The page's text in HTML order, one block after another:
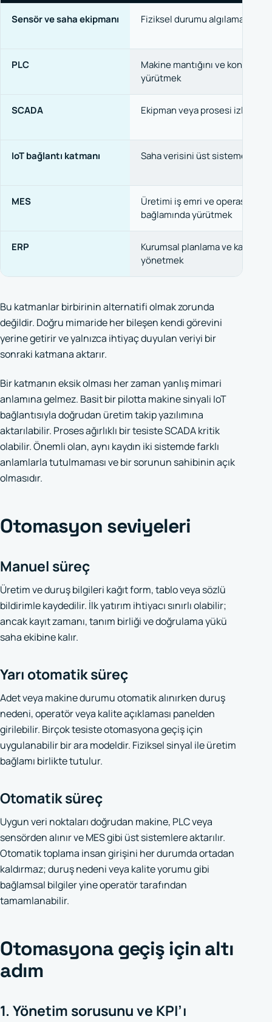
Sensör ve saha ekipmanı Fiziksel durumu algılamak
PLC
Makine mantığını ve
yürütmek
SCADA Ekipman veya prosesi izlemek
IoT bağlantı katmanı Saha verisini üst sisteme
MES
Üretimi iş emri ve operasyon
bağlamında yürütmek
ERP
Kurumsal planlama ve kayıtları
yönetmek
Bu katmanlar birbirinin alternatifi olmak zorunda
değildir. Doğru mimaride her bileşen kendi görevini
yerine getirir ve yalnızca ihtiyaç duyulan veriyi bir
sonraki katmana aktarır.
Bir katmanın eksik olması her zaman yanlış mimari
anlamına gelmez. Basit bir pilotta makine sinyali IoT
bağlantısıyla doğrudan üretim takip yazılımına
aktarılabilir. Proses ağırlıklı bir tesiste SCADA kritik
olabilir. Önemli olan, aynı kaydın iki sistemde farklı
anlamlarla tutulmaması ve bir sorunun sahibinin açık
olmasıdır.
Otomasyon seviyeleri
Manuel süreç
Üretim ve duruş bilgileri kağıt form, tablo veya sözlü
bildirimle kaydedilir. İlk yatırım ihtiyacı sınırlı olabilir;
ancak kayıt zamanı, tanım birliği ve doğrulama yükü
saha ekibine kalır.
Yarı otomatik süreç
Adet veya makine durumu otomatik alınırken duruş
nedeni, operatör veya kalite açıklaması panelden
girilebilir. Birçok tesiste otomasyona geçiş için
uygulanabilir bir ara modeldir. Fiziksel sinyal ile üretim
bağlamı birlikte tutulur.
Otomatik süreç
Uygun veri noktaları doğrudan makine, PLC veya
sensörden alınır ve MES gibi üst sistemlere aktarılır.
Otomatik toplama insan girişini her durumda ortadan
kaldırmaz; duruş nedeni veya kalite yorumu gibi
bağlamsal bilgiler yine operatör tarafından
tamamlanabilir.
Otomasyona geçiş için altı
adım
1. Yönetim sorusunu ve KPI’ı